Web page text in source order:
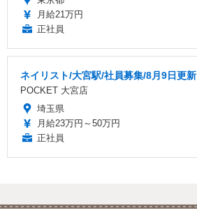
月給21万円
正社員
ネイリスト/大宮駅/社員募集/8月9日更新
POCKET 大宮店
埼玉県
月給23万円～50万円
正社員